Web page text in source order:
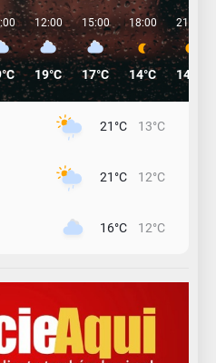
12:00
19°C
15:00
17°C
18:00
14°C
21:00
14°C
21°C 13°C
21°C 12°C
16°C 12°C
15°C 11°C